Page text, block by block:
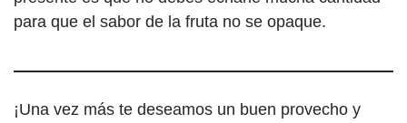
para que el sabor de la fruta no se opaque.
¡Una vez más te deseamos un buen provecho y